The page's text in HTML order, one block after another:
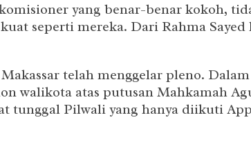
yang benar-benar kokoh,
seperti mereka. Dari Rahma
telah menggelar pleno.
walikota atas putusan Mahkamah
tunggal Pilwali yang hanya diikuti